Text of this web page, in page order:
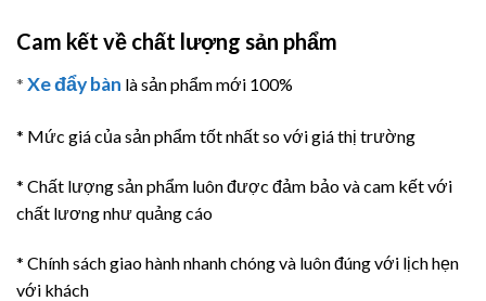
Cam kết về chất lượng sản phẩm
* Xe đẩy bàn là sản phẩm mới 100%
* Mức giá của sản phẩm tốt nhất so với giá thị trường
* Chất lượng sản phẩm luôn được đảm bảo và cam kết với
chất lương như quảng cáo
* Chính sách giao hành nhanh chóng và luôn đúng với lịch hẹn
với khách